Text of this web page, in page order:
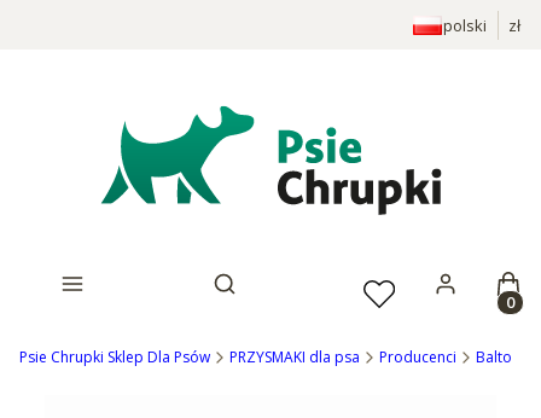
polski zł
Otwórz wyszukiwarkę
Psie Chrupki Sklep Dla Psów PRZYSMAKI dla psa Producenci Balto